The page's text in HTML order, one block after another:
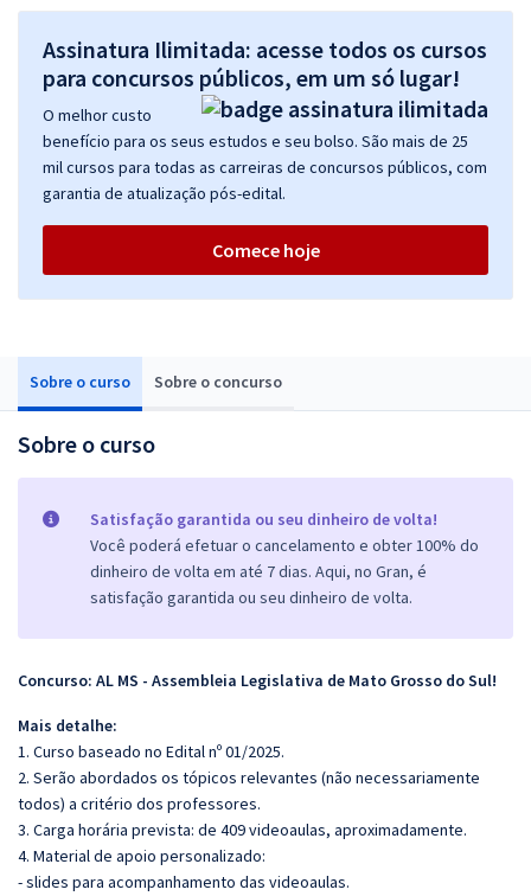
Sobre o curso Sobre o concurso
Sobre o curso
Satisfação garantida ou seu dinheiro de volta!
Você poderá efetuar o cancelamento e obter 100% do
dinheiro de volta em até 7 dias. Aqui, no Gran, é
satisfação garantida ou seu dinheiro de volta.
Concurso: AL MS - Assembleia Legislativa de Mato Grosso do Sul!
Mais detalhe:
1. Curso baseado no Edital nº 01/2025.
2. Serão abordados os tópicos relevantes (não necessariamente
todos) a critério dos professores.
3. Carga horária prevista: de 409 videoaulas, aproximadamente.
4. Material de apoio personalizado:
- slides para acompanhamento das videoaulas.
Assinatura Ilimitada: acesse todos os cursos
para concursos públicos, em um só lugar!
O melhor custo
benefício para os seus estudos e seu bolso. São mais de 25
mil cursos para todas as carreiras de concursos públicos, com
garantia de atualização pós-edital.
Comece hoje